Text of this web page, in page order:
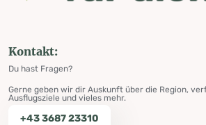
Kontakt:
Du hast Fragen?
Gerne geben wir dir Auskunft über die Region,
Ausflugsziele und vieles mehr.
+43 3687 23310